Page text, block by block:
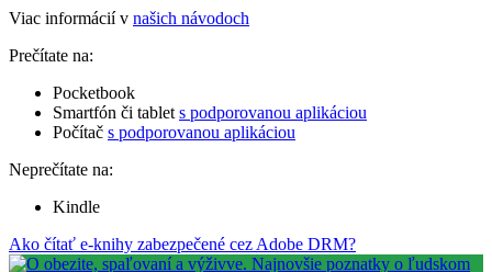
Viac informácií v našich návodoch
Prečítate na:
Pocketbook
Smartfón či tablet s podporovanou aplikáciou
Počítač s podporovanou aplikáciou
Neprečítate na:
Kindle
Ako čítať e-knihy zabezpečené cez Adobe DRM?